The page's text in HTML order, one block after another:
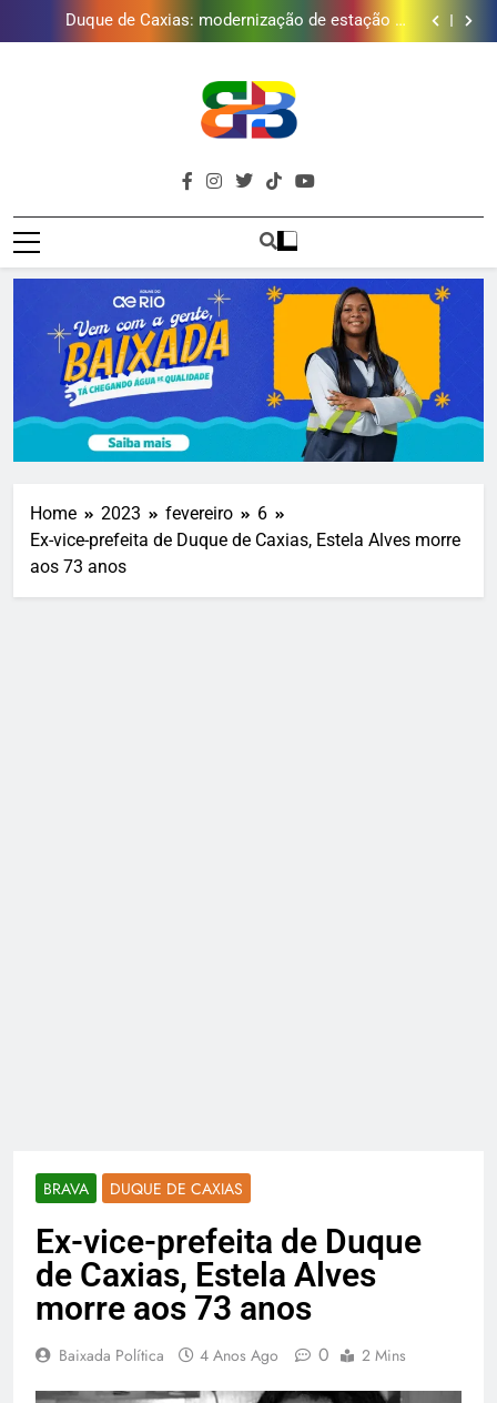
Duque de Caxias: modernização de estação de
tratamento reforça abastecimento de água
Guanabara tem diversas opções de vinhos para
presentear o seu pai. Descubra como escolher o que
Golfe e fortalece projeto que atende 140 crianças
Duque de Caxias: modernização de estação de
tratamento reforça abastecimento de água
Guanabara tem diversas opções de vinhos para
presentear o seu pai. Descubra como escolher o que
mais combina com ele
Gastro Samba reúne Nosso Sentimento e Gustavo
Brava
Baixada
Baixada Fluminense Em Destaque!
Home 2023 fevereiro
6
Ex-vice-prefeita de Duque de Caxias, Estela Alves morre
aos 73 anos
BRAVA DUQUE DE CAXIAS
Ex-vice-prefeita de Duque
de Caxias, Estela Alves
morre aos 73 anos
Baixada Política 4 Anos Ago 0 2 Mins